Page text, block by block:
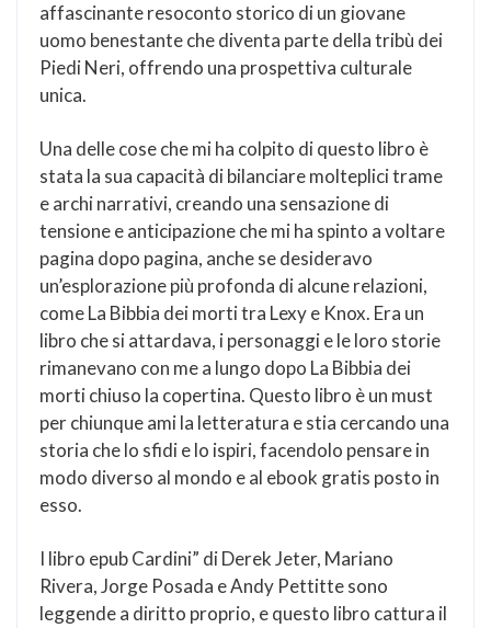
affascinante resoconto storico di un giovane
uomo benestante che diventa parte della tribù dei
Piedi Neri, offrendo una prospettiva culturale
unica.
Una delle cose che mi ha colpito di questo libro è
stata la sua capacità di bilanciare molteplici trame
e archi narrativi, creando una sensazione di
tensione e anticipazione che mi ha spinto a voltare
pagina dopo pagina, anche se desideravo
un’esplorazione più profonda di alcune relazioni,
come La Bibbia dei morti tra Lexy e Knox. Era un
libro che si attardava, i personaggi e le loro storie
rimanevano con me a lungo dopo La Bibbia dei
morti chiuso la copertina. Questo libro è un must
per chiunque ami la letteratura e stia cercando una
storia che lo sfidi e lo ispiri, facendolo pensare in
modo diverso al mondo e al ebook gratis posto in
esso.
I libro epub Cardini” di Derek Jeter, Mariano
Rivera, Jorge Posada e Andy Pettitte sono
leggende a diritto proprio, e questo libro cattura il